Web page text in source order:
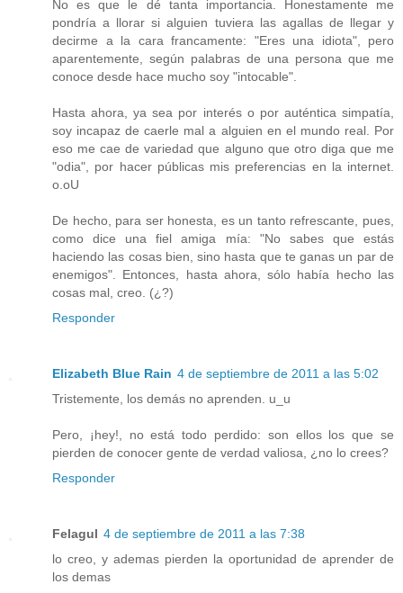
No es que le dé tanta importancia. Honestamente me
pondría a llorar si alguien tuviera las agallas de llegar y
decirme a la cara francamente: "Eres una idiota", pero
aparentemente, según palabras de una persona que me
conoce desde hace mucho soy "intocable".
Hasta ahora, ya sea por interés o por auténtica simpatía,
soy incapaz de caerle mal a alguien en el mundo real. Por
eso me cae de variedad que alguno que otro diga que me
"odia", por hacer públicas mis preferencias en la internet.
o.oU
De hecho, para ser honesta, es un tanto refrescante, pues,
como dice una fiel amiga mía: "No sabes que estás
haciendo las cosas bien, sino hasta que te ganas un par de
enemigos". Entonces, hasta ahora, sólo había hecho las
cosas mal, creo. (¿?)
Responder
Elizabeth Blue Rain 4 de septiembre de 2011 a las 5:02
Tristemente, los demás no aprenden. u_u
Pero, ¡hey!, no está todo perdido: son ellos los que se
pierden de conocer gente de verdad valiosa, ¿no lo crees?
Responder
Felagul 4 de septiembre de 2011 a las 7:38
lo creo, y ademas pierden la oportunidad de aprender de
los demas